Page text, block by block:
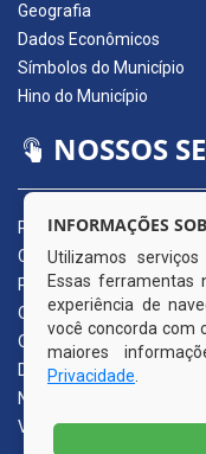
Geografia
Dados Econômicos
Símbolos do Município
Hino do Município
NOSSOS
Portal da Transparência
Carta de Serviços ao
Pedido de Acesso à
Ouvidoria Municipal
Quadro de Avisos
Diário Oficial da AMUPE
Nota Fiscal Eletrônica
Validador Nota Fiscal
INFORMAÇÕES
Utilizamos
Essas ferramentas
experiência de
você concorda com
maiores
Privacidade